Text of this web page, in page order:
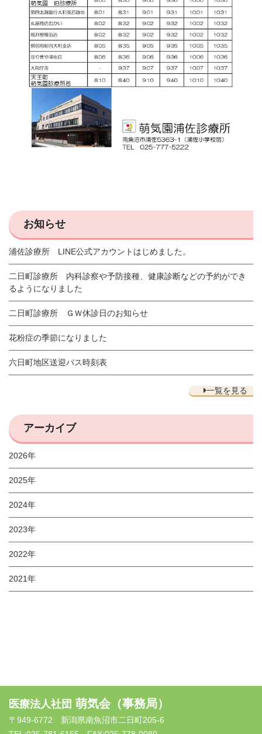
お知らせ
浦佐診療所 LINE公式アカウントはじめました。
二日町診療所 内科診察や予防接種、健康診断などの予約ができ
るようになりました
二日町診療所 ＧＷ休診日のお知らせ
花粉症の季節になりました
六日町地区送迎バス時刻表
一覧を見る
アーカイブ
2026年
2025年
2024年
2023年
2022年
2021年
医療法人社団 萌気会（事務局）
〒949-6772 新潟県南魚沼市二日町205-6